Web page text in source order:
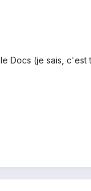
Docs (je sais, c'est